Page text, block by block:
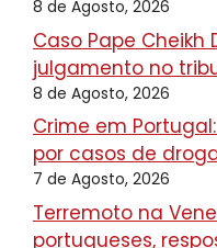
8 de Agosto, 2026
Caso Pape Cheikh
julgamento no
8 de Agosto, 2026
Crime em
por casos de
7 de Agosto, 2026
Terremoto na
portugueses,